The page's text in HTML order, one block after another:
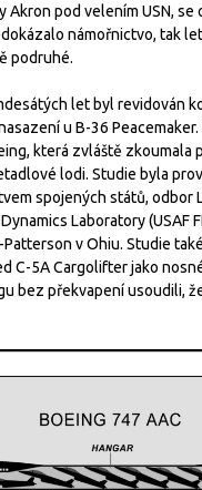
pod velením USN, se
námořnictvo, tak
podruhé.
let byl revidován
u B-36
která zvláště zkoumala
lodi. Studie byla
spojených států, odbor
Laboratory (USAF
v Ohiu. Studie
C-5A Cargolifter jako
bez překvapení usoudili,